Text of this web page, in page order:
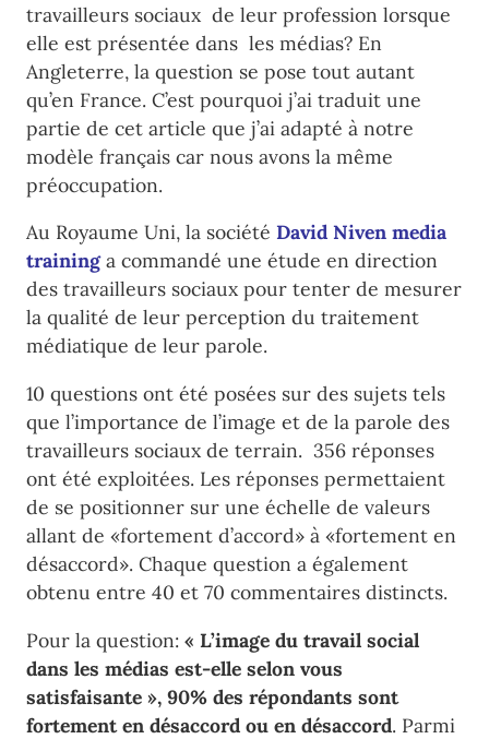
travailleurs sociaux de leur profession lorsque
elle est présentée dans les médias? En
Angleterre, la question se pose tout autant
qu’en France. C’est pourquoi j’ai traduit une
partie de cet article que j’ai adapté à notre
modèle français car nous avons la même
préoccupation.
Au Royaume Uni, la société David Niven media
traininga commandé une étude en direction
des travailleurs sociaux pour tenter de mesurer
la qualité de leur perception du traitement
médiatique de leur parole.
10 questions ont été posées sur des sujets tels
que l’importance de l’image et de la parole des
travailleurs sociaux de terrain. 356 réponses
ont été exploitées. Les réponses permettaient
de se positionner sur une échelle de valeurs
allant de «fortement d’accord» à «fortement en
désaccord». Chaque question a également
obtenu entre 40 et 70 commentaires distincts.
Pour la question: « L’image du travail social
dans les médias est-elle selon vous
satisfaisante », 90% des répondants sont
fortement en désaccord ou en désaccord. Parmi